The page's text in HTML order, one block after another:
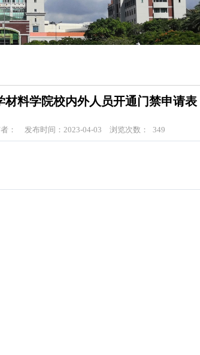
材料学院校内外人员开通门禁申请表
： 发布时间：2023-04-03 浏览次数： 349